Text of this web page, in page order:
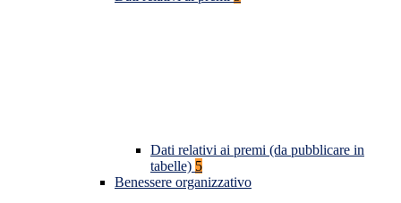
Dati relativi ai premi (da pubblicare in
tabelle) 5
Benessere organizzativo